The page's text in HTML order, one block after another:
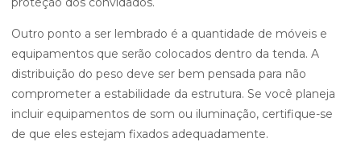
Outro ponto a ser lembrado é a quantidade de móveis e
equipamentos que serão colocados dentro da tenda. A
distribuição do peso deve ser bem pensada para não
comprometer a estabilidade da estrutura. Se você planeja
incluir equipamentos de som ou iluminação, certifique-se
de que eles estejam fixados adequadamente.